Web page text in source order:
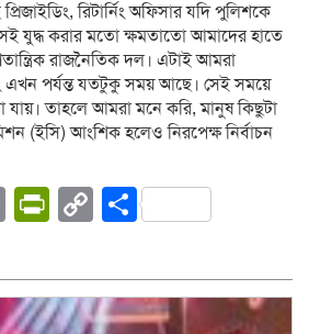
রিটার্নিং অফিসার যদি পুলিশকে
যুদ্ধ করার মতো ক্ষমতাতো আমাদের হাতে
রাজনৈতিক দল। এটাই আমরা
এখন পর্যন্ত যতটুকু সময় আছে। সেই সময়ে
যায়। তাহলে আমরা মনে করি, মানুষ কিছুটা
(ইসি) আংশিক হলেও নিরপেক্ষ নির্বাচন
EmailPrintFriendly
CopyShare